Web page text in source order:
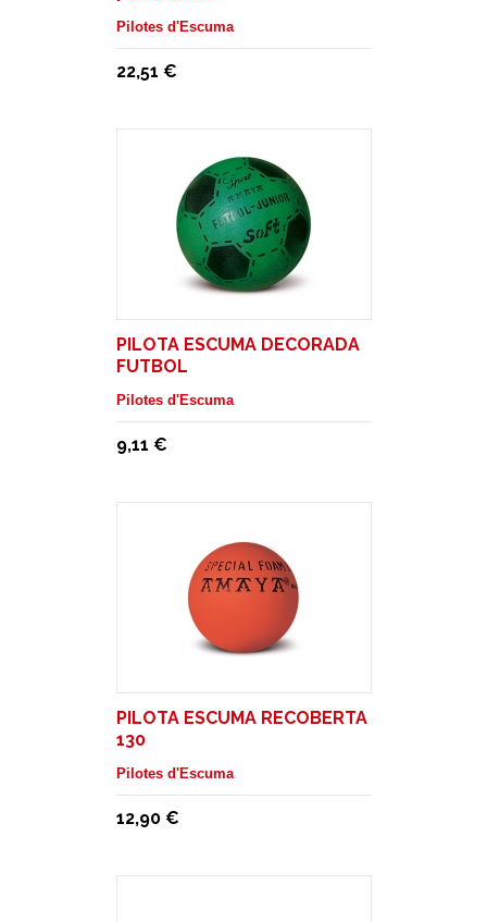
Pilotes d'Escuma
22,51 €
PILOTA ESCUMA DECORADA
FUTBOL
Pilotes d'Escuma
9,11 €
PILOTA ESCUMA RECOBERTA
130
Pilotes d'Escuma
12,90 €